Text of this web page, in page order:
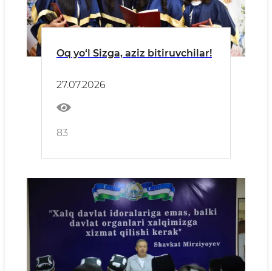
Oq yo‘l Sizga, aziz bitiruvchilar!
27.07.2026
83